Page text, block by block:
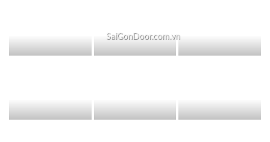
SaiGonDoor.com.vn